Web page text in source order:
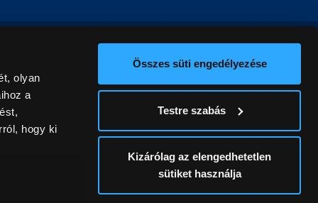
olyan
a
hogy ki
Összes süti engedélyezése
Testre szabás
Kizárólag az elengedhetetlen
sütiket használja